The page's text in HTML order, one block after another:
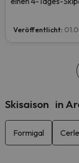
mehr.
Veröffentlicht:
Skisaison in
Formigal